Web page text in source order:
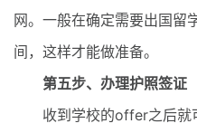
网。一般在确定需要出国留
间，这样才能做准备。
第五步、办理护照签证
收到学校的offer之后就可